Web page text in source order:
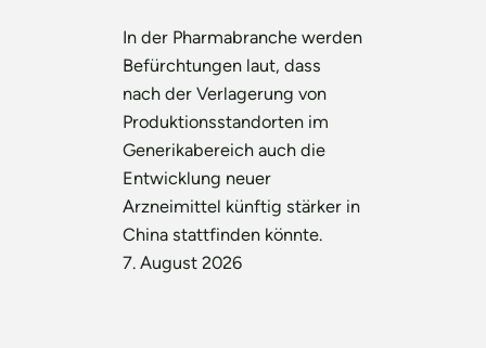
In der Pharmabranche werden
Befürchtungen laut, dass
nach der Verlagerung von
Produktionsstandorten im
Generikabereich auch die
Entwicklung neuer
Arzneimittel künftig stärker in
China stattfinden könnte.
7. August 2026